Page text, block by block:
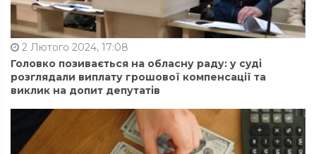
2 Лютого 2024, 17:08
Головко позивається на обласну раду: у суді
розглядали виплату грошової компенсації та
виклик на допит депутатів